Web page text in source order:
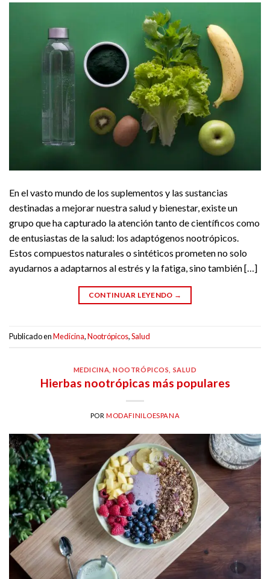
En el vasto mundo de los suplementos y las sustancias
destinadas a mejorar nuestra salud y bienestar, existe un
grupo que ha capturado la atención tanto de científicos como
de entusiastas de la salud: los adaptógenos nootrópicos.
Estos compuestos naturales o sintéticos prometen no solo
ayudarnos a adaptarnos al estrés y la fatiga, sino también […]
CONTINUAR LEYENDO →
Publicado enMedicina,Nootrópicos,Salud
MEDICINA ,NOOTRÓPICOS SALUD
Hierbas nootrópicas más populares
PORMODAFINILOESPANA